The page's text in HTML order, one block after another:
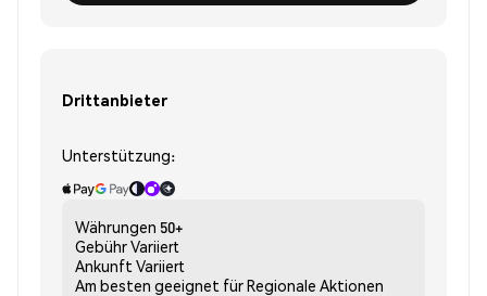
Drittanbieter
Unterstützung:
Währungen 50+
GebührVariiert
Ankunft Variiert
Am besten geeignet fürRegionale Aktionen